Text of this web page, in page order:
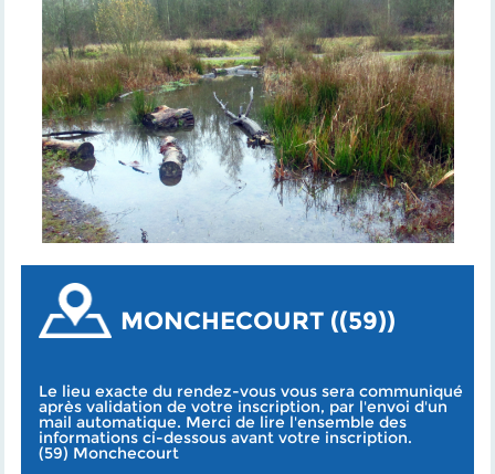
MONCHECOURT ((59))
Le lieu exacte du rendez-vous vous sera communiqué
après validation de votre inscription, par l'envoi d'un
mail automatique. Merci de lire l'ensemble des
informations ci-dessous avant votre inscription.
(59) Monchecourt